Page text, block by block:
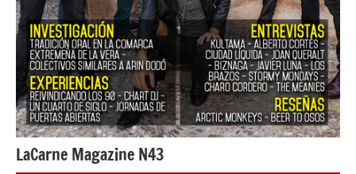
LaCarne Magazine N43